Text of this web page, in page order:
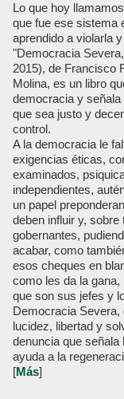
Lo que hoy
que fue ese sistema
aprendido a violarla
"Democracia
2015), de Francisco
Molina, es un libro
democracia y
que sea justo y
control.
A la democracia le
exigencias éticas,
examinados,
independientes,
un papel
deben influir y,
gobernantes,
acabar, como
esos cheques en
como les da la gana,
que son sus jefes y
Democracia Severa,
lucidez, libertad y
denuncia que
ayuda a la
[Más]